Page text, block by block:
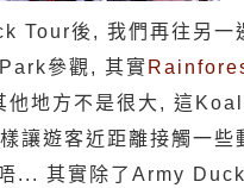
Tour後, 我們再往另一
參觀, 其實
他地方不是很大, 這
讓遊客近距離接觸一些
... 其實除了 Army